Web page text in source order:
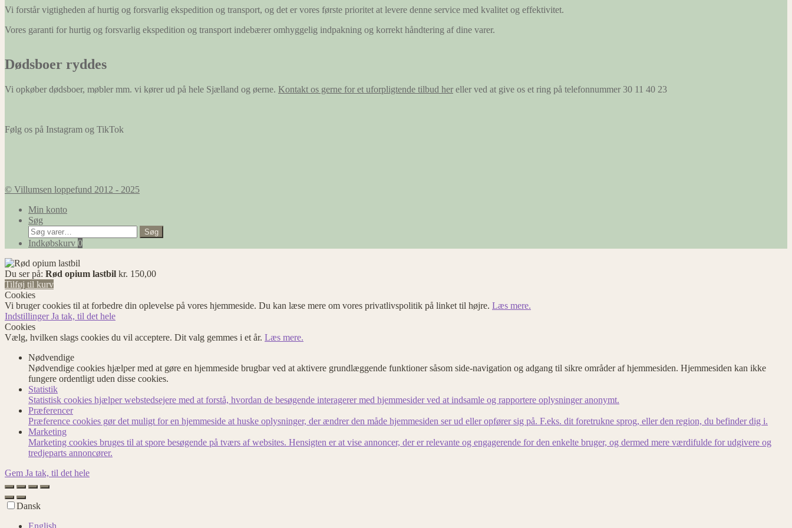
Vi forstår vigtigheden af hurtig og forsvarlig ekspedition og transport, og det er vores første prioritet at levere denne service med kvalitet og effektivitet.
Vores garanti for hurtig og forsvarlig ekspedition og transport indebærer omhyggelig indpakning og korrekt håndtering af dine varer.
Dødsboer ryddes
Vi opkøber dødsboer, møbler mm. vi kører ud på hele Sjælland og øerne. Kontakt os gerne for et uforpligtende tilbud her eller ved at give os et ring på telefonnummer 30 11 40 23
Følg os på Instagram og TikTok
© Villumsen loppefund 2012 - 2025
Min konto
Søg
Søg
efter:
Søg
Indkøbskurv 0
Du ser på: Rød opium lastbil kr. 150,00
Tilføj til kurv
Cookies
Vi bruger cookies til at forbedre din oplevelse på vores hjemmeside. Du kan læse mere om vores privatlivspolitik på linket til højre. Læs mere.
IndstillingerJa tak, til det hele
Cookies
Vælg, hvilken slags cookies du vil acceptere. Dit valg gemmes i et år. Læs mere.
Nødvendige
Nødvendige cookies hjælper med at gøre en hjemmeside brugbar ved at aktivere grundlæggende funktioner såsom side-navigation og adgang til sikre områder af hjemmesiden. Hjemmesiden kan ikke
fungere ordentligt uden disse cookies.
Statistik
Statistisk cookies hjælper webstedsejere med at forstå, hvordan de besøgende interagerer med hjemmesider ved at indsamle og rapportere oplysninger anonymt.
Præferencer
Præference cookies gør det muligt for en hjemmeside at huske oplysninger, der ændrer den måde hjemmesiden ser ud eller opfører sig på. F.eks. dit foretrukne sprog, eller den region, du befinder dig i.
Marketing
Marketing cookies bruges til at spore besøgende på tværs af websites. Hensigten er at vise annoncer, der er relevante og engagerende for den enkelte bruger, og dermed mere værdifulde for udgivere og
tredjeparts annoncører.
Gem Ja tak, til det hele
Dansk
English